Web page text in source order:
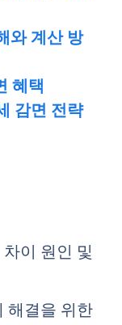
와 계산 방
혜택
감면 전략
이 원인 및
해결을 위한